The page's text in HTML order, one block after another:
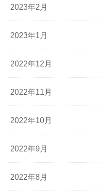
2023年2月
2023年1月
2022年12月
2022年11月
2022年10月
2022年9月
2022年8月